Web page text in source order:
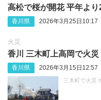
高松で桜が開花 平年よ
香川県 2026年3月25日10:17
火災
香川 三木町上高岡で火災
香川県 2026年3月15日12:57
三木町で火災